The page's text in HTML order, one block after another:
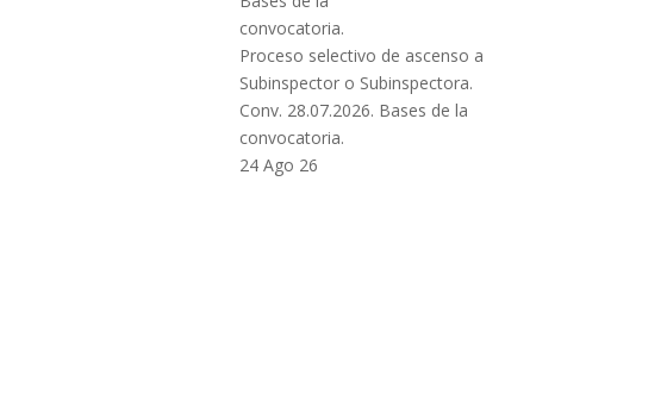
Proceso selectivo de ascenso a
Subinspector o Subinspectora.
Conv. 28.07.2026. Bases de la
convocatoria.
24 Ago 26